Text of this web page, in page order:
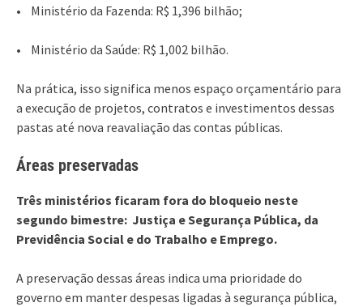
• Ministério da Fazenda: R$ 1,396 bilhão;
• Ministério da Saúde: R$ 1,002 bilhão.
Na prática, isso significa menos espaço orçamentário para
a execução de projetos, contratos e investimentos dessas
pastas até nova reavaliação das contas públicas.
Áreas preservadas
Três ministérios ficaram fora do bloqueio neste
segundo bimestre: Justiça e Segurança Pública, da
Previdência Social e do Trabalho e Emprego.
A preservação dessas áreas indica uma prioridade do
governo em manter despesas ligadas à segurança pública,